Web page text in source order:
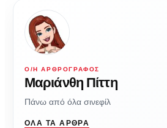
Ο/Η ΑΡΘΡΟΓΡΆΦΟΣ
Μαριάνθη Πίττη
Πάνω από όλα σινεφίλ
ΌΛΑ ΤΑ ΆΡΘΡΑ